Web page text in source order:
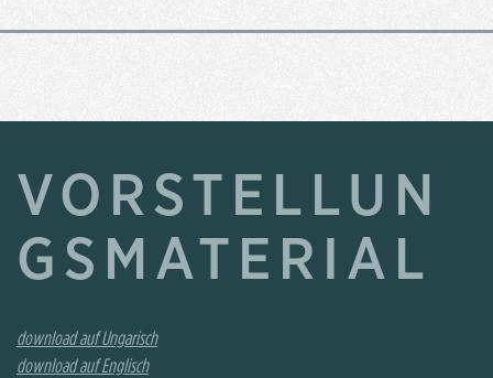
VORSTELLUN
GSMATERIAL
download auf Ungarisch
download auf Englisch